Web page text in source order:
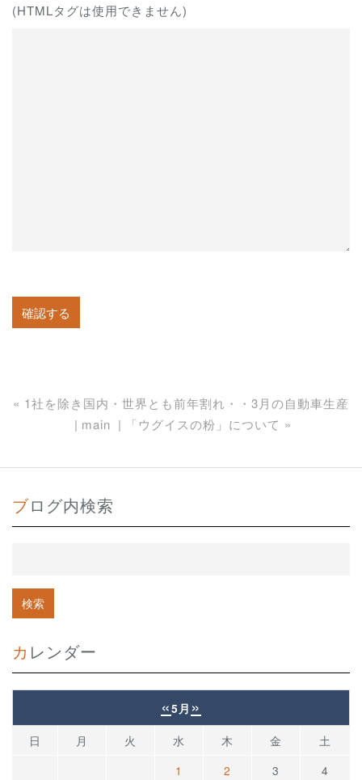
(HTMLタグは使用できません)
« 1社を除き国内・世界とも前年割れ・・3月の自動車生産
main
「ウグイスの粉」について »
ブログ内検索
カレンダー
«5月 »
日 月 火 水 木 金
土
1
2 3
4